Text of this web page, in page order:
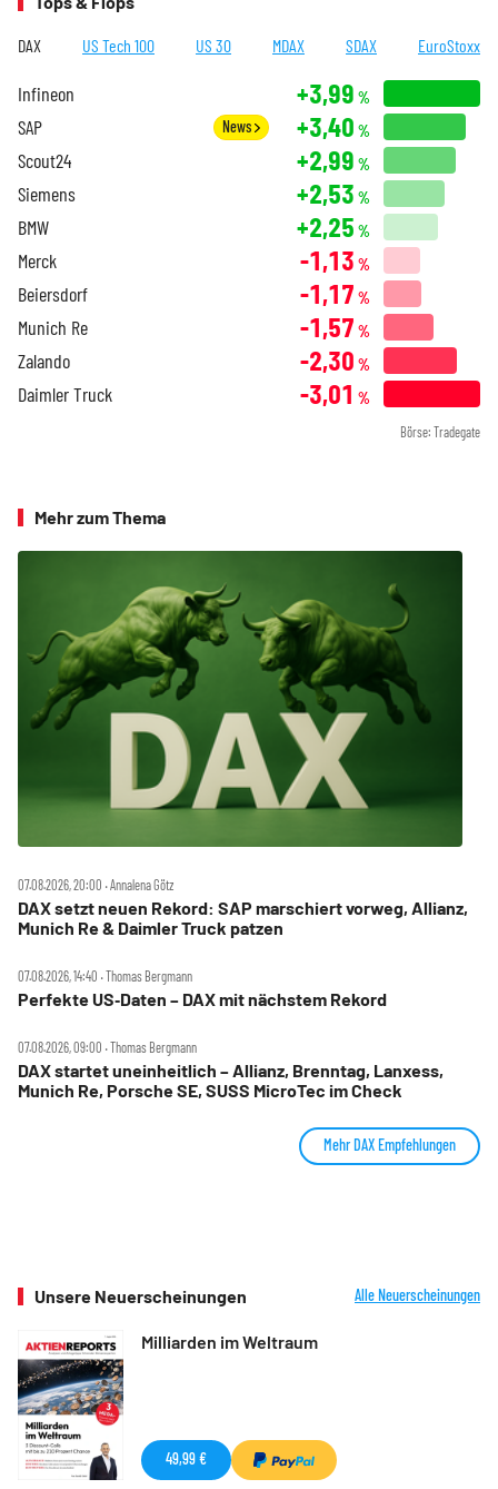
DAX US Tech 100 US 30 MDAX SDAX EuroStoxx
Infineon +3,99 %
SAP News +3,40 %
Scout24 +2,99 %
Siemens +2,53 %
BMW +2,25 %
Merck -1,13 %
Beiersdorf -1,17 %
Munich Re -1,57 %
Zalando -2,30 %
Daimler Truck -3,01 %
Börse: Tradegate
Mehr zum Thema
07.08.2026, 20:00 ‧ Annalena Götz
DAX setzt neuen Rekord: SAP marschiert vorweg, Allianz,
Munich Re & Daimler Truck patzen
07.08.2026, 14:40 ‧ Thomas Bergmann
Perfekte US‑Daten – DAX mit nächstem Rekord
07.08.2026, 09:00 ‧ Thomas Bergmann
DAX startet uneinheitlich – Allianz, Brenntag, Lanxess,
Munich Re, Porsche SE, SUSS MicroTec im Check
Mehr DAX Empfehlungen
Unsere Neuerscheinungen Alle Neuerscheinungen
Milliarden im Weltraum
49,99 €